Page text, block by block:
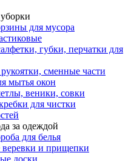
для мусора
губки, перчатки для
сменные части
мытья окон
веники, совки
для чистки
за одеждой
для белья
веревки и прищепки
доски